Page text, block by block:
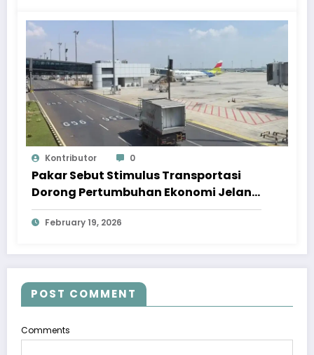
Kontributor 0
Pakar Sebut Stimulus Transportasi
Dorong Pertumbuhan Ekonomi Jelang
Lebaran 2026
February 19, 2026
POST COMMENT
Comments